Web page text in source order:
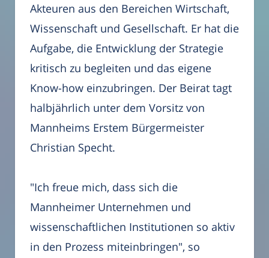
Akteuren aus den Bereichen Wirtschaft,
Wissenschaft und Gesellschaft. Er hat die
Aufgabe, die Entwicklung der Strategie
kritisch zu begleiten und das eigene
Know-how einzubringen. Der Beirat tagt
halbjährlich unter dem Vorsitz von
Mannheims Erstem Bürgermeister
Christian Specht.
"Ich freue mich, dass sich die
Mannheimer Unternehmen und
wissenschaftlichen Institutionen so aktiv
in den Prozess miteinbringen", so